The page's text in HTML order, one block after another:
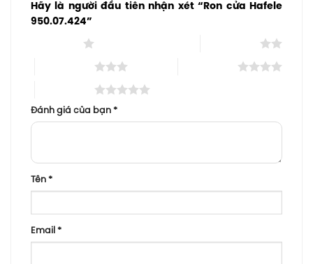
Hãy là người đầu tiên nhận xét “Ron cửa Hafele
950.07.424”
Đánh giá của bạn *
Tên *
Email *